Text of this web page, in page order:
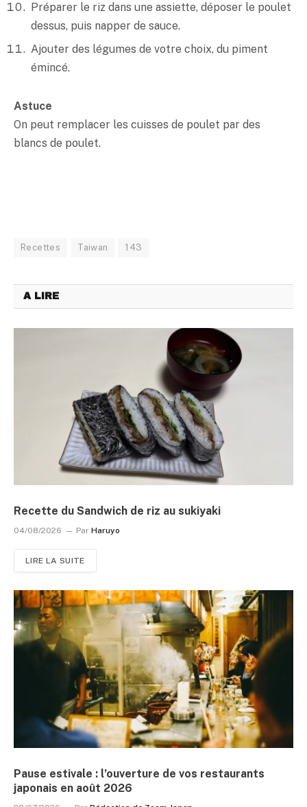
Préparer le riz dans une assiette, déposer le poulet
dessus, puis napper de sauce.
Ajouter des légumes de votre choix, du piment
émincé.
Astuce
On peut remplacer les cuisses de poulet par des
blancs de poulet.
Recettes Taiwan 143
A LIRE
Recette du Sandwich de riz au sukiyaki
04/08/2026 Par Haruyo
LIRE LA SUITE
Pause estivale : l’ouverture de vos restaurants
japonais en août 2026